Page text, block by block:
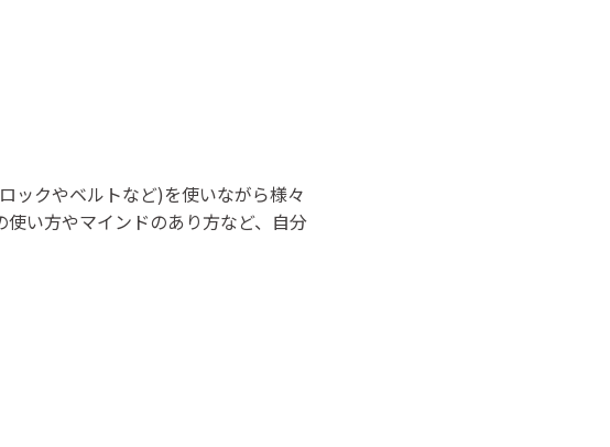
ックやベルトなど)を使いながら様々
い方やマインドのあり方など、自分